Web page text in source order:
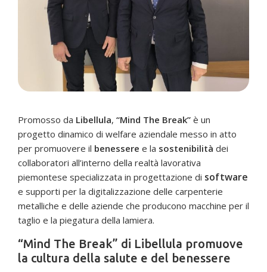
Promosso da Libellula, “Mind The Break” è un
progetto dinamico di welfare aziendale messo in atto
per promuovere il benessere e la sostenibilità dei
collaboratori all’interno della realtà lavorativa
piemontese specializzata in progettazione di software
e supporti per la digitalizzazione delle carpenterie
metalliche e delle aziende che producono macchine per il
taglio e la piegatura della lamiera.
“Mind The Break” di Libellula promuove
la cultura della salute e del benessere